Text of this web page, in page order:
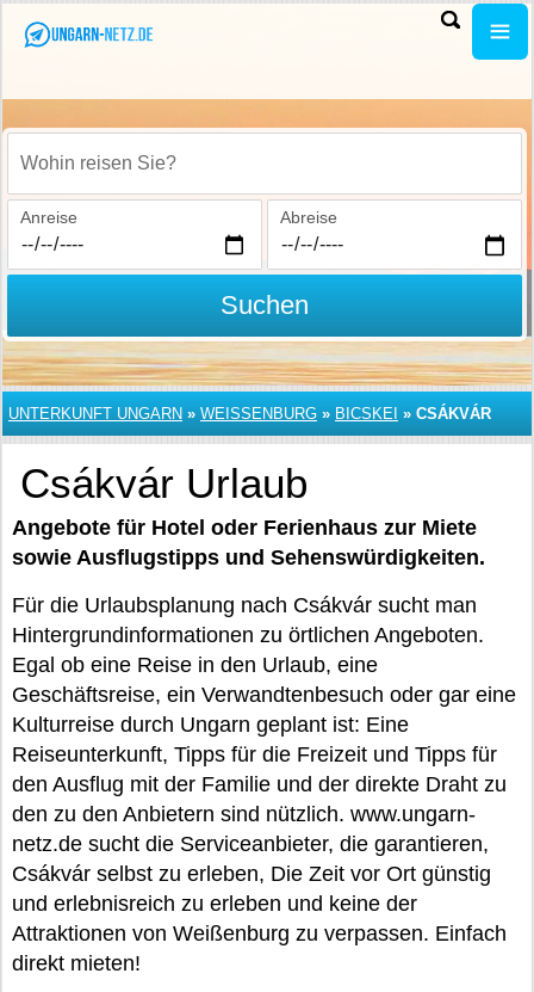
Wohin reisen Sie?
Anreise Abreise
Suchen
UNTERKUNFT UNGARN » WEISSENBURG » BICSKEI » CSÁKVÁR
Csákvár Urlaub
Angebote für Hotel oder Ferienhaus zur Miete
sowie Ausflugstipps und Sehenswürdigkeiten.
Für die Urlaubsplanung nach Csákvár sucht man
Hintergrundinformationen zu örtlichen Angeboten.
Egal ob eine Reise in den Urlaub, eine
Geschäftsreise, ein Verwandtenbesuch oder gar eine
Kulturreise durch Ungarn geplant ist: Eine
Reiseunterkunft, Tipps für die Freizeit und Tipps für
den Ausflug mit der Familie und der direkte Draht zu
den zu den Anbietern sind nützlich. www.ungarn-
netz.de sucht die Serviceanbieter, die garantieren,
Csákvár selbst zu erleben, Die Zeit vor Ort günstig
und erlebnisreich zu erleben und keine der
Attraktionen von Weißenburg zu verpassen. Einfach
direkt mieten!